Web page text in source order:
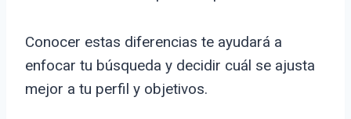
Conocer estas diferencias te ayudará a
enfocar tu búsqueda y decidir cuál se ajusta
mejor a tu perfil y objetivos.